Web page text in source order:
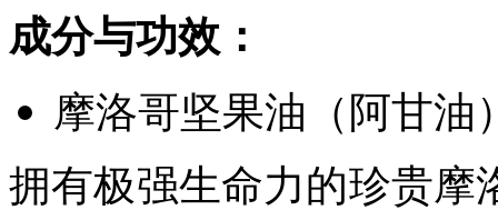
成分与功效：
摩洛哥坚果油（阿甘油
拥有极强生命力的珍贵摩